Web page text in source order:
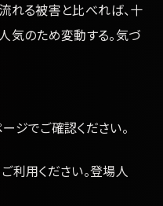
れる被害と比べれば、十
気のため変動する。気づ
ジでご確認ください。
利用ください。登場人